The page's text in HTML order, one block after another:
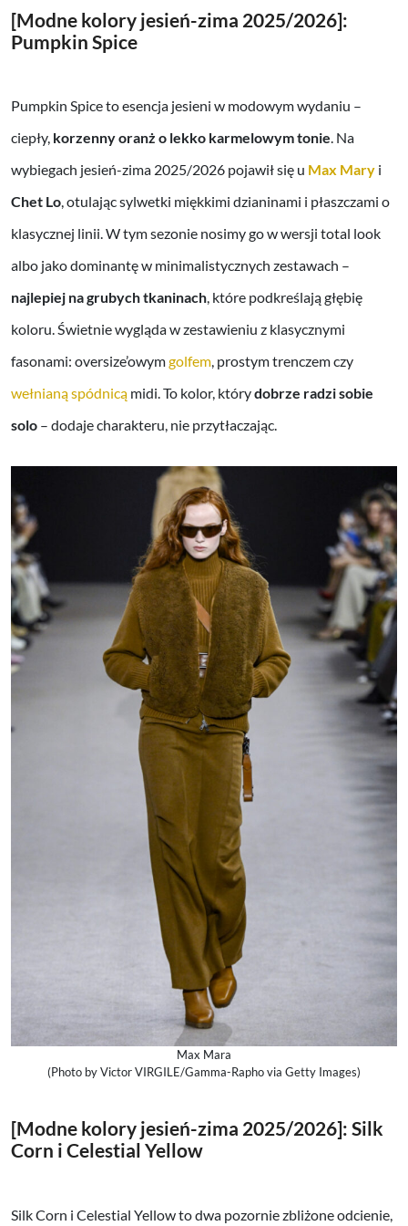
[Modne kolory jesień-zima 2025/2026]:
Pumpkin Spice
Pumpkin Spice to esencja jesieni w modowym wydaniu –
ciepły, korzenny oranż o lekko karmelowym tonie. Na
wybiegach jesień-zima 2025/2026 pojawił się u Max Mary i
Chet Lo, otulając sylwetki miękkimi dzianinami i płaszczami o
klasycznej linii. W tym sezonie nosimy go w wersji total look
albo jako dominantę w minimalistycznych zestawach –
najlepiej na grubych tkaninach, które podkreślają głębię
koloru. Świetnie wygląda w zestawieniu z klasycznymi
fasonami: oversize’owymgolfem, prostym trenczem czy
wełnianą spódnicą midi. To kolor, którydobrze radzi sobie
solo – dodaje charakteru, nie przytłaczając.
Max Mara
(Photo by Victor VIRGILE/Gamma-Rapho via Getty Images)
[Modne kolory jesień-zima 2025/2026]: Silk
Corn i Celestial Yellow
Silk Corn i Celestial Yellow to dwa pozornie zbliżone odcienie,